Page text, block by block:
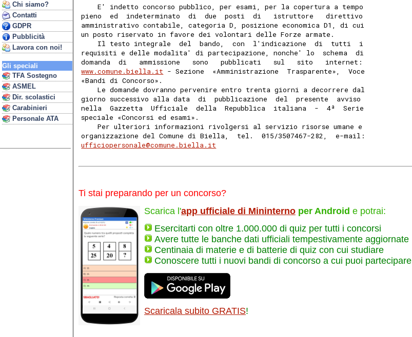
Chi siamo?
Contatti
GDPR
Pubblicità
Lavora con noi!
Gli speciali
TFA Sostegno
ASMEL
Dir. scolastici
Carabinieri
Personale ATA
    E' indetto concorso pubblico, per esami, per la copertura a tempo
pieno  ed  indeterminato  di  due  posti  di   istruttore   direttivo
amministrativo contabile, categoria D, posizione economica D1, di cui
un posto riservato in favore dei volontari delle Forze armate.
    Il testo integrale  del  bando,  con  l'indicazione  di  tutti  i
requisiti e delle modalita' di partecipazione, nonche' lo  schema  di
domanda  di   ammissione   sono   pubblicati   sul   sito   internet:
www.comune.biella.it - Sezione  «Amministrazione  Trasparente»,  Voce
«Bandi di Concorso».
    Le domande dovranno pervenire entro trenta giorni a decorrere dal
giorno successivo alla data  di  pubblicazione  del  presente  avviso
nella  Gazzetta  Ufficiale  della  Repubblica  italiana  -  4ª  Serie
speciale «Concorsi ed esami».
    Per ulteriori informazioni rivolgersi al servizio risorse umane e
organizzazione del Comune di Biella,  tel.  015/3507467-282,  e-mail:
ufficiopersonale@comune.biella.it
Ti stai preparando per un concorso?
Scarica l'app ufficiale di Mininterno per Android e potrai:
Esercitarti con oltre 1.000.000 di quiz per tutti i concorsi
Avere tutte le banche dati ufficiali tempestivamente aggiornate
Centinaia di materie e di batterie di quiz con cui studiare
Conoscere tutti i nuovi bandi di concorso a cui puoi partecipare
Scaricala subito GRATIS!